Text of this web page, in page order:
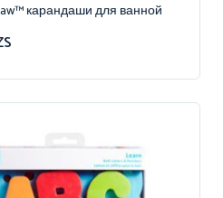
карандаши для ванной